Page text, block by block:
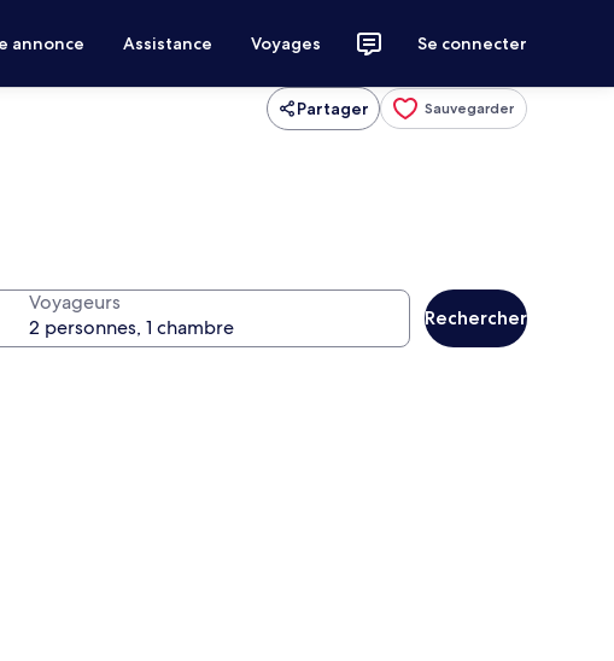
annonce Assistance Voyages Se connecter
Partager Sauvegarder
Voyageurs
Rechercher